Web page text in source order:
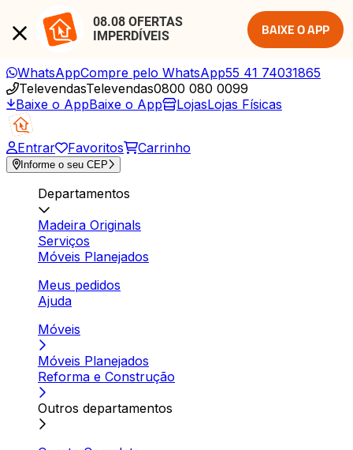
08.08 OFERTAS
IMPERDÍVEIS
BAIXE O APP
WhatsAppCompre pelo WhatsApp55 41 74031865
TelevendasTelevendas0800 080 0099
Baixe o AppBaixe o App LojasLojas Físicas
Entrar Favoritos Carrinho
Informe o seu CEP
Departamentos
Madeira Originals
Serviços
Móveis Planejados
Meus pedidos
Ajuda
Móveis
Móveis Planejados
Reforma e Construção
Outros departamentos